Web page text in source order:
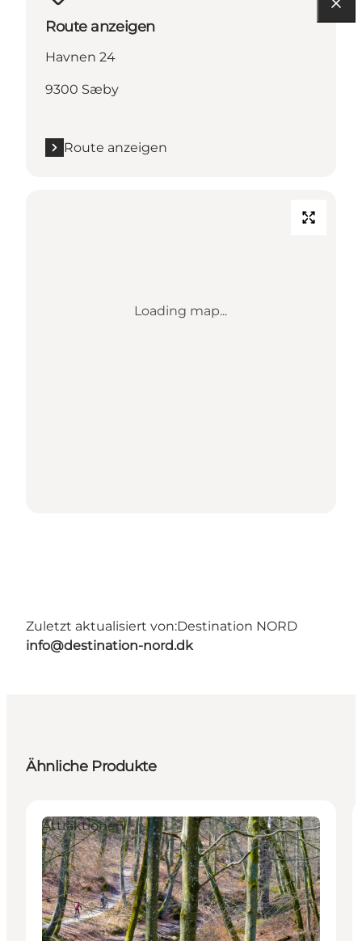
Route anzeigen
Havnen 24
9300 Sæby
Route anzeigen
Loading map...
Zuletzt aktualisiert von:Destination NORD
info@destination-nord.dk
Ähnliche Produkte
Attraktionen